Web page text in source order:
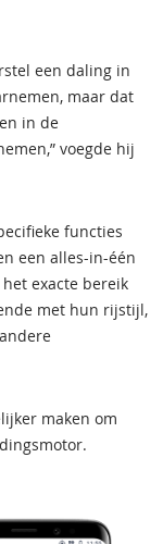
een daling in
maar dat
in de
voegde hij
functies
een alles-in-één
exacte bereik
met hun rijstijl,
maken om